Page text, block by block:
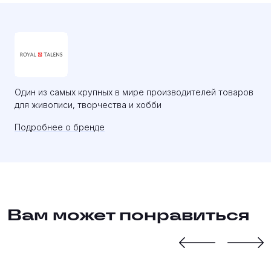
Один из самых крупных в мире производителей товаров
для живописи, творчества и хобби
Подробнее о бренде
Вам может понравиться